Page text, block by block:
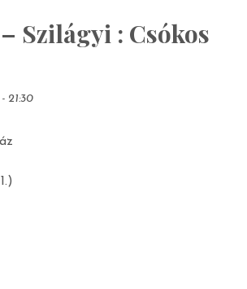
Szilágyi : Csókos
21:30